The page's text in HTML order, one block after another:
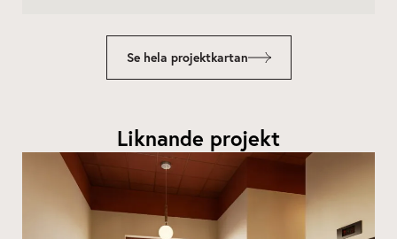
Se hela projektkartan
Liknande projekt